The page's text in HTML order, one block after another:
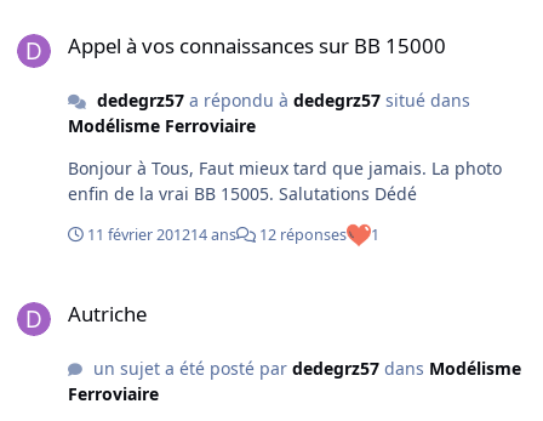
les 2 modes, connaissance, France, Luxembourg,
avec tous mes connaissance, je ne couché pas 3750 €, et
la remarque à la plus importante, avant mes 3 ans
Bref! j'ai pris ma retraite, on laissant la place aux
jeunes, car la phrase "ECR participe à la casse de la
SNCF" me révolte, car je connais un ancien conducteur,
minutes de retards, c'était la fin du monde. Le premier
"sur diesel à bogies à 3 essieux qui fume", aujourd'hui il
est formateur: son prétexte "j'ai encore un enfant qui
Appel à vos connaissances sur BB 15000
dedegrz57a répondu à dedegrz57situé dans
Modélisme Ferroviaire
Bonjour à Tous, Faut mieux tard que jamais. La photo
enfin de la vrai BB 15005. Salutations Dédé
11 février 201214 ans 12 réponses 1
Autriche
un sujet a été posté par dedegrz57dans Modélisme
Ferroviaire